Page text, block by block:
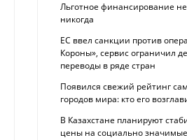
Льготное финансирование
никогда
ЕС ввел санкции против
Короны», сервис ограничил
переводы в ряде стран
Появился свежий рейтинг
городов мира: кто его
В Казахстане планируют
цены на социально